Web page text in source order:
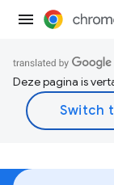
Deze pagina is